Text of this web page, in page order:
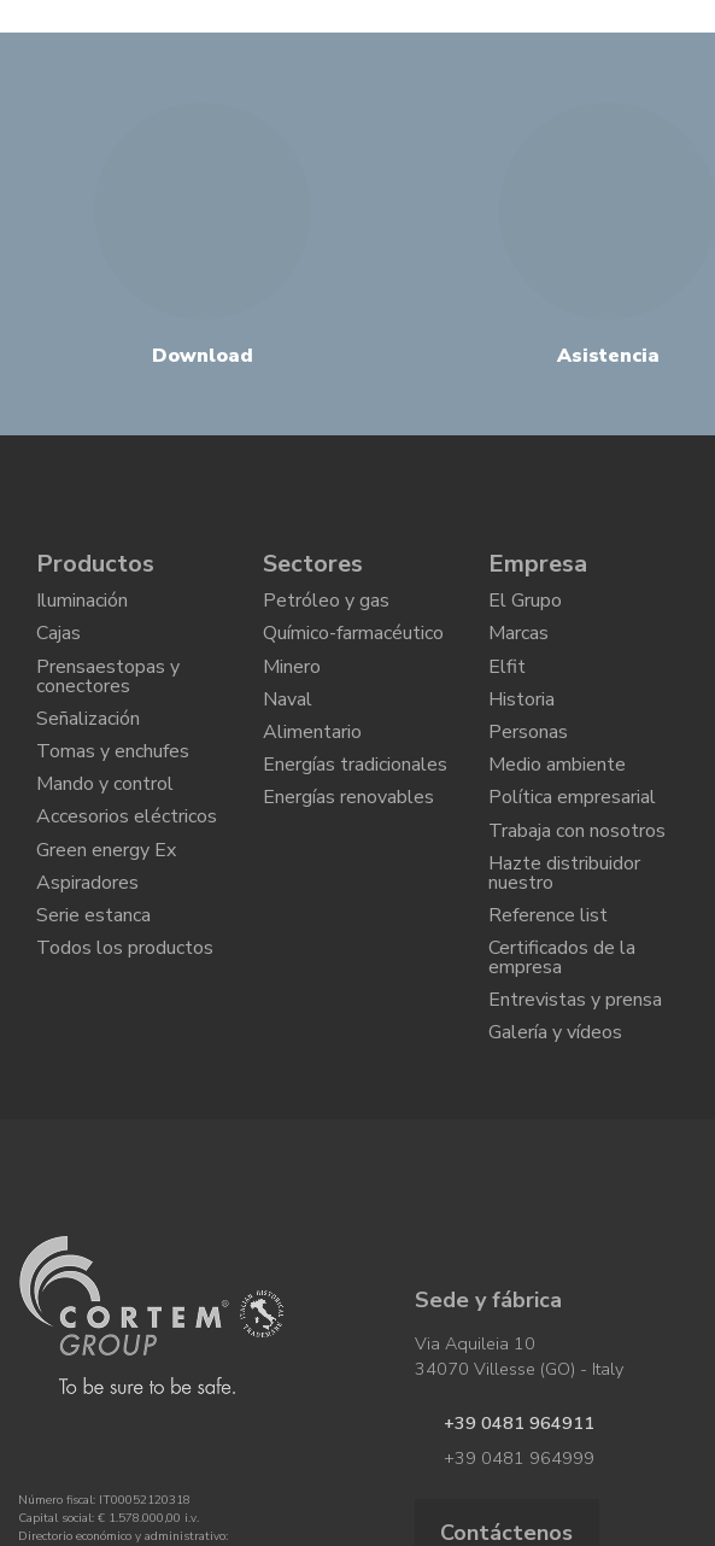
Download Asistencia
Productos
Iluminación
Cajas
Prensaestopas y
conectores
Señalización
Tomas y enchufes
Mando y control
Accesorios eléctricos
Green energy Ex
Aspiradores
Serie estanca
Todos los productos
Sectores
Petróleo y gas
Químico-farmacéutico
Minero
Naval
Alimentario
Energías tradicionales
Energías renovables
Empresa
El Grupo
Marcas
Elfit
Historia
Personas
Medio ambiente
Política empresarial
Trabaja con nosotros
Hazte distribuidor
nuestro
Reference list
Certificados de la
empresa
Entrevistas y prensa
Galería y vídeos
Número fiscal: IT00052120318
Capital social: € 1.578.000,00 i.v.
Directorio económico y administrativo:
Sede y fábrica
Via Aquileia 10
34070 Villesse (GO) - Italy
+39 0481 964911
+39 0481 964999
Contáctenos